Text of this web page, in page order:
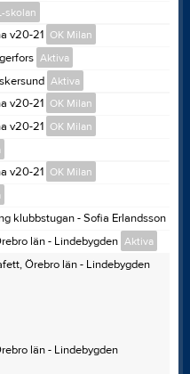
skolan
v20-21 OK Milan
Aktiva
Aktiva
v20-21 OK Milan
v20-21 OK Milan
v20-21 OK Milan
klubbstugan - Sofia Erlandsson
rengöringsmedel
i vestibulen vid
och svabbar
län - Lindebygden Aktiva
Örebro län - Lindebygden
län - Lindebygden